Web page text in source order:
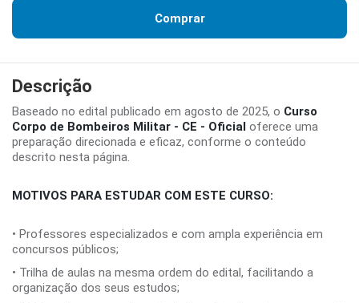
Comprar
Descrição
Baseado no edital publicado em agosto de 2025, o Curso
Corpo de Bombeiros Militar - CE - Oficial oferece uma
preparação direcionada e eficaz, conforme o conteúdo
descrito nesta página.
MOTIVOS PARA ESTUDAR COM ESTE CURSO:
• Professores especializados e com ampla experiência em
concursos públicos;
• Trilha de aulas na mesma ordem do edital, facilitando a
organização dos seus estudos;